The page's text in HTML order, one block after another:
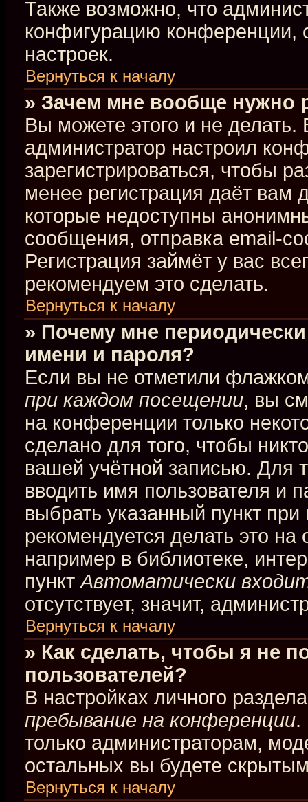
Также возможно, что
конфигурацию конференции,
настроек.
Вернуться к началу
» Зачем мне вообще нужно
Вы можете этого и не делать.
администратор настроил
зарегистрироваться, чтобы
менее регистрация даёт вам
которые недоступны
сообщения, отправка email-
Регистрация займёт у вас
рекомендуем это сделать.
Вернуться к началу
» Почему мне
имени и пароля?
Если вы не отметили
при каждом посещении, вы
на конференции только
сделано для того, чтобы
вашей учётной записью. Для
вводить имя пользователя и
выбрать указанный пункт
рекомендуется делать это
например в библиотеке,
пунктАвтоматически
отсутствует, значит,
Вернуться к началу
» Как сделать, чтобы я не
пользователей?
В настройках личного
пребывание на конференции.
только администраторам,
остальных вы будете
Вернуться к началу